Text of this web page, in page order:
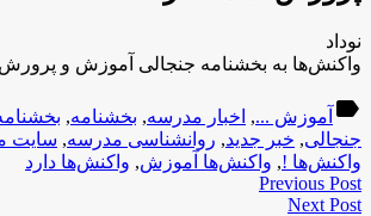
نوداد
واکنش‌ها به بخشنامه جنجالی آموزش و پرورش
label آموزش ..., اخبار مدرسه, بخشنامه,
جنجالی, خبر جدید, روانشناسی مدرسه, سایت
واکنش‌ها !, واکنش‌ها آموزش, واکنش‌ها دارد
Previous Post
Next Post